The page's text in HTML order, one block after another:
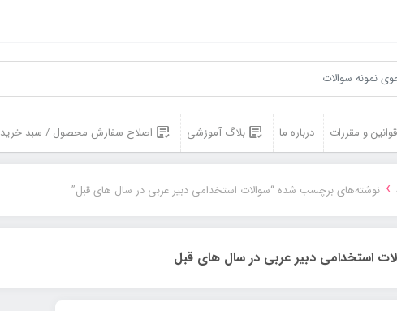
قوانین و مقررات درباره ما بلاگ آموزشی اصلاح سفارش محصول / سبد خرید
› نوشته‌های برچسب شده “سوالات استخدامی دبیر عربی در سال های قبل”
استخدامی دبیر عربی در سال های قبل